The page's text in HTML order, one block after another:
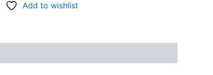
Add to wishlist